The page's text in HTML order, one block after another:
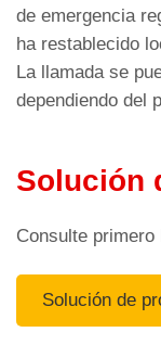
disponible o
Una vez
Para que una
de emergencia
ha restablecido
La llamada se
dependiendo del
Solución
Consulte
Solución de